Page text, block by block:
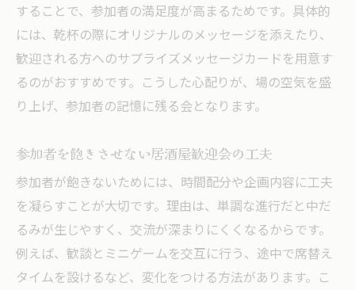
することで、参加者の満足度が高まるためです。具体的
には、乾杯の際にオリジナルのメッセージを添えたり、
歓迎される方へのサプライズメッセージカードを用意す
るのがおすすめです。こうした心配りが、場の空気を盛
り上げ、参加者の記憶に残る会となります。
参加者を飽きさせない居酒屋歓迎会の工夫
参加者が飽きないためには、時間配分や企画内容に工夫
を凝らすことが大切です。理由は、単調な進行だと中だ
るみが生じやすく、交流が深まりにくくなるからです。
例えば、歓談とミニゲームを交互に行う、途中で席替え
タイムを設けるなど、変化をつける方法があります。こ